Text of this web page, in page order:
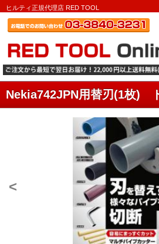
ヒルティ正規代理店 RED TOOL
<